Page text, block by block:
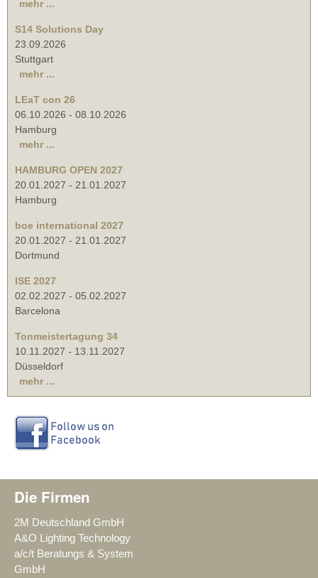
mehr ...
S14 Solutions Day
23.09.2026
Stuttgart
mehr ...
LEaT con 26
06.10.2026 - 08.10.2026
Hamburg
mehr ...
HAMBURG OPEN 2027
20.01.2027 - 21.01.2027
Hamburg
boe international 2027
20.01.2027 - 21.01.2027
Dortmund
ISE 2027
02.02.2027 - 05.02.2027
Barcelona
Tonmeistertagung 34
10.11.2027 - 13.11.2027
Düsseldorf
mehr ...
Die Firmen
2M Deutschland GmbH
A&O Lighting Technology
a/c/t Beratungs & System
GmbH